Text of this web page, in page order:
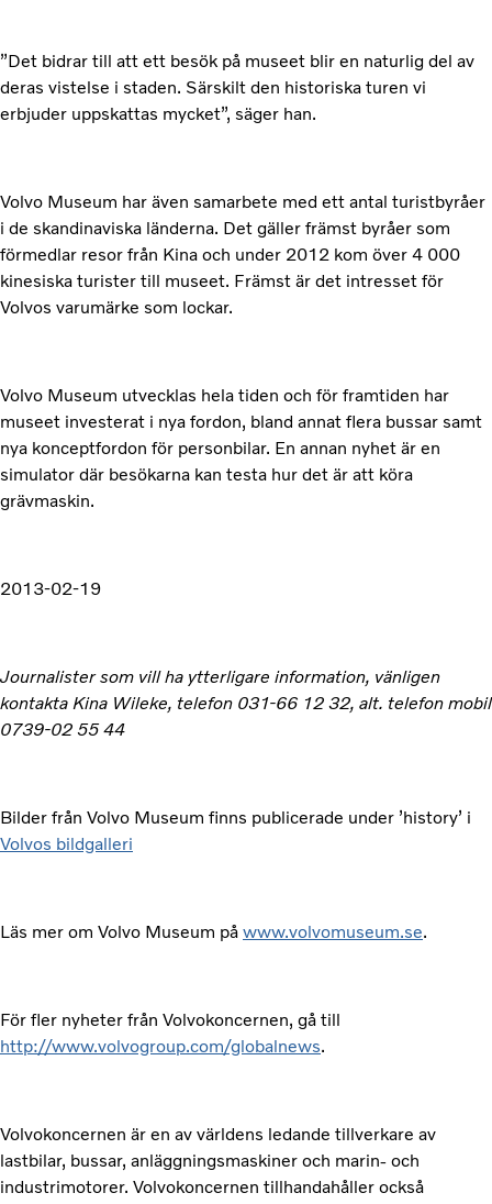
”Det bidrar till att ett besök på museet blir en naturlig del av
deras vistelse i staden. Särskilt den historiska turen vi
erbjuder uppskattas mycket”, säger han.
Volvo Museum har även samarbete med ett antal turistbyråer
i de skandinaviska länderna. Det gäller främst byråer som
förmedlar resor från Kina och under 2012 kom över 4 000
kinesiska turister till museet. Främst är det intresset för
Volvos varumärke som lockar.
Volvo Museum utvecklas hela tiden och för framtiden har
museet investerat i nya fordon, bland annat flera bussar samt
nya konceptfordon för personbilar. En annan nyhet är en
simulator där besökarna kan testa hur det är att köra
grävmaskin.
2013-02-19
Journalister som vill ha ytterligare information, vänligen
kontakta Kina Wileke, telefon 031-66 12 32, alt. telefon mobil
0739-02 55 44
Bilder från Volvo Museum finns publicerade under ’history’ i
Volvos bildgalleri
Läs mer om Volvo Museum på www.volvomuseum.se.
För fler nyheter från Volvokoncernen, gå till
http://www.volvogroup.com/globalnews.
Volvokoncernen är en av världens ledande tillverkare av
lastbilar, bussar, anläggningsmaskiner och marin- och
industrimotorer. Volvokoncernen tillhandahåller också